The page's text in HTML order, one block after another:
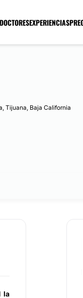
DOCTORESEXPERIENCIAS
Tijuana, Baja California
la